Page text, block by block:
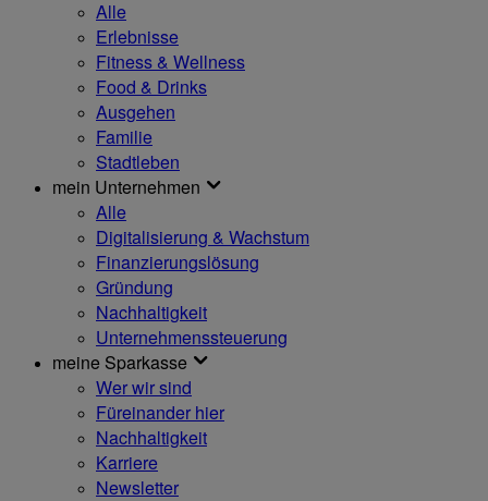
Alle
Erlebnisse
Fitness & Wellness
Food & Drinks
Ausgehen
Familie
Stadtleben
mein Unternehmen
Alle
Digitalisierung & Wachstum
Finanzierungslösung
Gründung
Nachhaltigkeit
Unternehmenssteuerung
meine Sparkasse
Wer wir sind
Füreinander hier
Nachhaltigkeit
Karriere
Newsletter